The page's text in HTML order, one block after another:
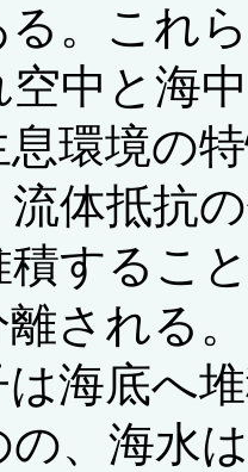
る。これ
空中と海
環境の
流体抵抗
するこ
される
海底へ
、海水